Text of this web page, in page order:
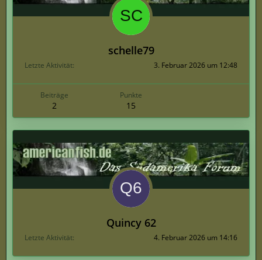
schelle79
Letzte Aktivität 3. Februar 2026 um 12:48
Beiträge
2
Punkte
15
Quincy 62
Letzte Aktivität 4. Februar 2026 um 14:16